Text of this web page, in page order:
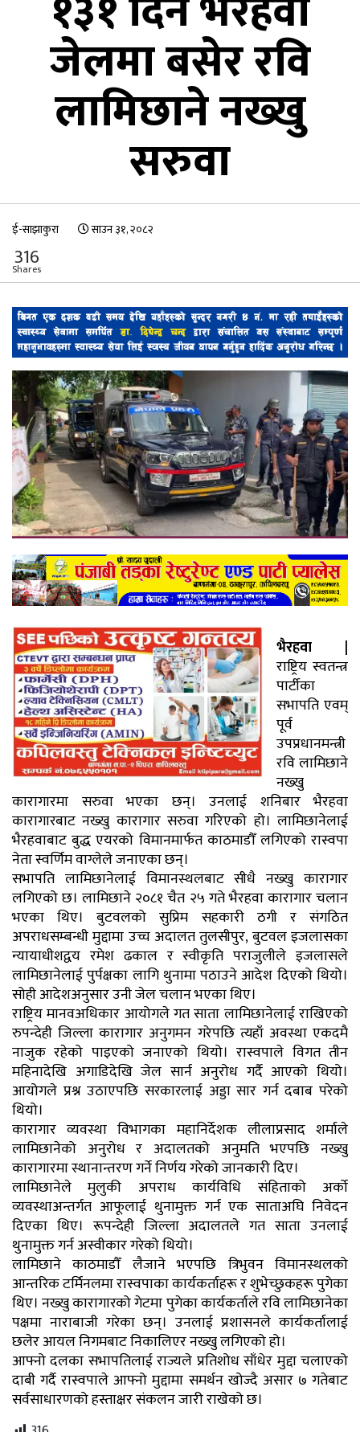
जेलमा बसेर रवि
लामिछाने नख्खु
सरुवा
ई-साझाकुरा साउन ३१, २०८२
316
Shares
भैरहवा |
राष्ट्रिय स्वतन्त्र
पार्टीका
सभापति एवम्
पूर्व
उपप्रधानमन्त्री
रवि लामिछाने
नख्खु
कारागारमा सरुवा भएका छन्। उनलाई शनिबार भैरहवा
कारागारबाट नख्खु कारागार सरुवा गरिएको हो। लामिछानेलाई
भैरहवाबाट बुद्ध एयरको विमानमार्फत काठमाडौँ लगिएको रास्वपा
नेता स्वर्णिम वाग्लेले जनाएका छन्।
सभापति लामिछानेलाई विमानस्थलबाट सीधै नख्खु कारागार
लगिएको छ। लामिछाने २०८१ चैत २५ गते भैरहवा कारागार चलान
भएका थिए। बुटवलको सुप्रिम सहकारी ठगी र संगठित
अपराधसम्बन्धी मुद्दामा उच्च अदालत तुलसीपुर, बुटवल इजलासका
न्यायाधीशद्वय रमेश ढकाल र स्वीकृति पराजुलीले इजलासले
लामिछानेलाई पुर्पक्षका लागि थुनामा पठाउने आदेश दिएको थियो।
सोही आदेशअनुसार उनी जेल चलान भएका थिए।
राष्ट्रिय मानवअधिकार आयोगले गत साता लामिछानेलाई राखिएको
रुपन्देही जिल्ला कारागार अनुगमन गरेपछि त्यहाँ अवस्था एकदमै
नाजुक रहेको पाइएको जनाएको थियो। रास्वपाले विगत तीन
महिनादेखि अगाडिदेखि जेल सार्न अनुरोध गर्दै आएको थियो।
आयोगले प्रश्न उठाएपछि सरकारलाई अड्डा सार गर्न दबाब परेको
थियो।
कारागार व्यवस्था विभागका महानिर्देशक लीलाप्रसाद शर्माले
लामिछानेको अनुरोध र अदालतको अनुमति भएपछि नख्खु
कारागारमा स्थानान्तरण गर्ने निर्णय गरेको जानकारी दिए।
लामिछानेले मुलुकी अपराध कार्यविधि संहिताको अर्को
व्यवस्थाअन्तर्गत आफूलाई थुनामुक्त गर्न एक साताअघि निवेदन
दिएका थिए। रूपन्देही जिल्ला अदालतले गत साता उनलाई
थुनामुक्त गर्न अस्वीकार गरेको थियो।
लामिछाने काठमाडौँ लैजाने भएपछि त्रिभुवन विमानस्थलको
आन्तरिक टर्मिनलमा रास्वपाका कार्यकर्ताहरू र शुभेच्छुकहरू पुगेका
थिए। नख्खु कारागारको गेटमा पुगेका कार्यकर्ताले रवि लामिछानेका
पक्षमा नाराबाजी गरेका छन्। उनलाई प्रशासनले कार्यकर्तालाई
छलेर आयल निगमबाट निकालिएर नख्खु लगिएको हो।
आफ्नो दलका सभापतिलाई राज्यले प्रतिशोध साँधेर मुद्दा चलाएको
दाबी गर्दै रास्वपाले आफ्नो मुद्दामा समर्थन खोज्दै असार ७ गतेबाट
सर्वसाधारणको हस्ताक्षर संकलन जारी राखेको छ।